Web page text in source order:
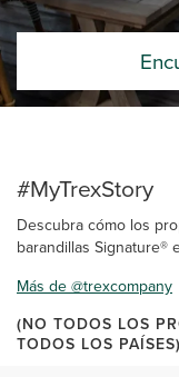
#MyTrexStory
Descubra cómo los
barandillas Signature®
Más de @trexcompany
(NO TODOS LOS
TODOS LOS